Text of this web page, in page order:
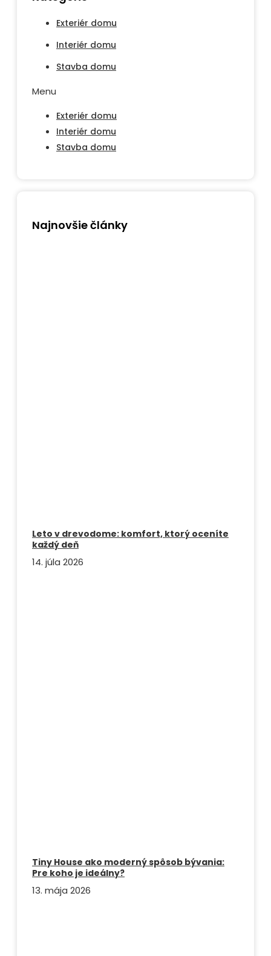
Exteriér domu
Interiér domu
Stavba domu
Menu
Exteriér domu
Interiér domu
Stavba domu
Najnovšie články
Leto v drevodome: komfort, ktorý oceníte
každý deň
14. júla 2026
Tiny House ako moderný spôsob bývania:
Pre koho je ideálny?
13. mája 2026